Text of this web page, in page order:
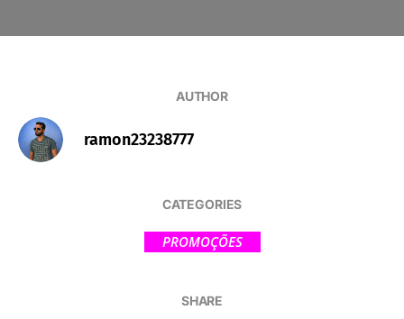
AUTHOR
ramon23238777
CATEGORIES
PROMOÇÕES
SHARE